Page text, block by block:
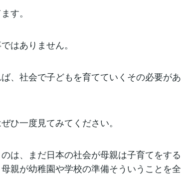
す。
はありません。
、社会で子どもを育てていくその必要があ
ひ一度見てみてください。
は、まだ日本の社会が母親は子育てをする
親が幼稚園や学校の準備そういうことを全